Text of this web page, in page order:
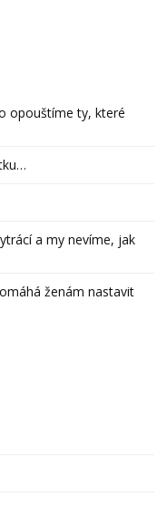
opouštíme ty, které
a my nevíme, jak
ženám nastavit